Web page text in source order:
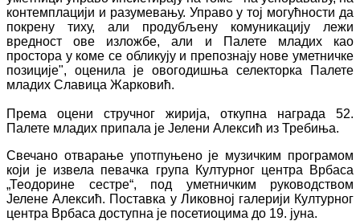
контемплацији и разумевању. Управо у тој могућности да
покрену тиху, али продубљену комуникацију лежи
вредност ове изложбе, али и Палете младих као
простора у коме се обликују и препознају нове уметничке
позиције", оценила је овогодишња селекторка Палете
младих Славица Жарковић.
Према оцени стручног жирија, откупна награда 52.
Палете младих припала је Јелени Алексић из Требиња.
Свечано отварање употпуњено је музичким програмом
који је извела певачка група Културног центра Врбаса
„Теодорине сестре“, под уметничким руководством
Јелене Алексић. Поставка у Ликовној галерији Културног
центра Врбаса доступна је посетиоцима до 19. јуна.